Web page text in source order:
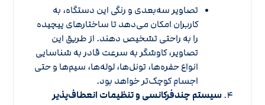
تصاویر سه‌بعدی و رنگی این دستگاه، به
کاربران امکان می‌دهد تا ساختارهای پیچیده
را به راحتی تشخیص دهند. از طریق این
تصاویر، کاوشگر به سرعت قادر به شناسایی
انواع حفره‌ها، تونل‌ها، لوله‌ها، سیم‌ها و حتی
اجسام کوچک‌تر خواهد بود.
سیستم چندفرکانسی و تنظیمات انعطاف‌پذیر